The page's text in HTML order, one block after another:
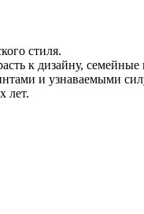
стиля.
к дизайну,
и узнаваемыми
лет.